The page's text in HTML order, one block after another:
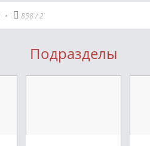
• 858/2
Подразделы